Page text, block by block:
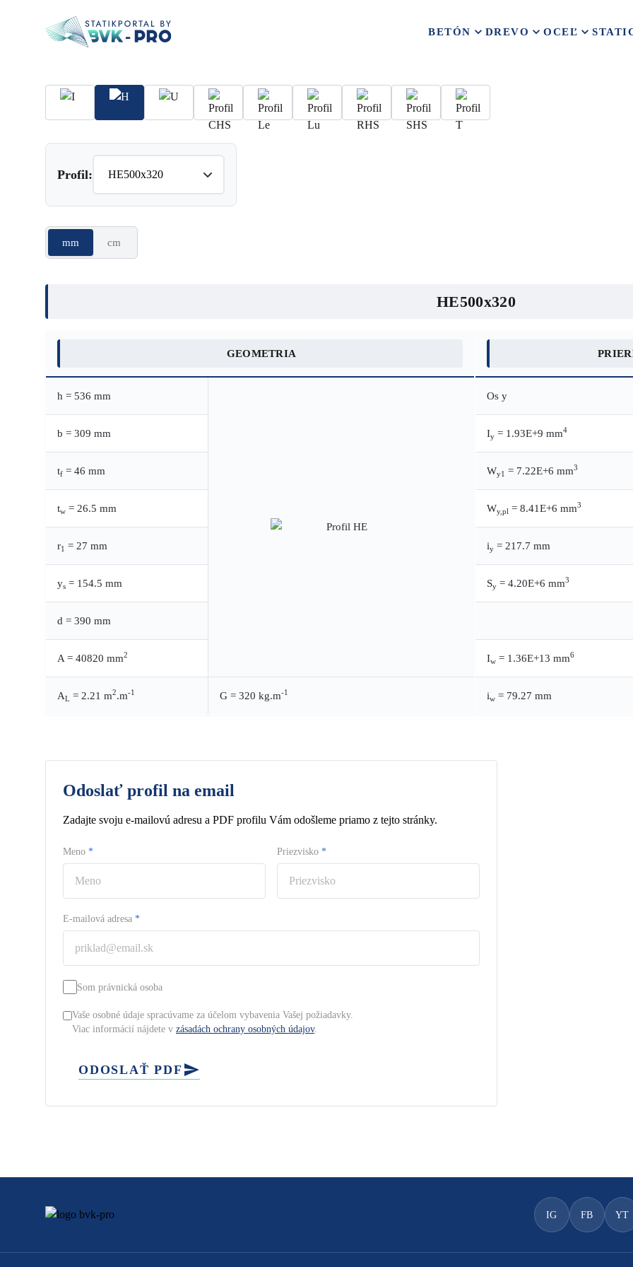
BETÓN DREVO OCEĽ
Profil:
mm cm
HE500x320
GEOMETRIA
h = 536 mm
b = 309 mm
tf = 46 mm
tw = 26.5 mm
r1 = 27 mm
ys = 154.5 mm
d = 390 mm
A = 40820 mm2
AL = 2.21 m2.m-1 G = 320 kg.m-1
Os y
Iy = 1.93E+9 mm4
Wy1 = 7.22E+6 mm3
Wy,pl = 8.41E+6 mm3
iy = 217.7 mm
Sy = 4.20E+6 mm3
Iw = 1.36E+13 mm6
iw = 79.27 mm
Odoslať profil na email
Zadajte svoju e-mailovú adresu a PDF profilu Vám odošleme priamo z tejto stránky.
Meno * Priezvisko *
E-mailová adresa *
Som právnická osoba
Vaše osobné údaje spracúvame za účelom vybavenia Vašej požiadavky.
Viac informácií nájdete v zásadách ochrany osobných údajov.
ODOSLAŤ PDF
IG FB YT